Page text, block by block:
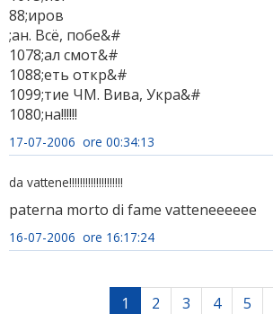
88;иров
;ан. Всё, побе&#
1078;ал смот&#
1088;еть откр&#
1099;тие ЧМ. Вива, Укра&#
1080;на!!!!!!
17-07-2006 ore 00:34:13
da vattene!!!!!!!!!!!!!!!!!!!!
paterna morto di fame vatteneeeeee
16-07-2006 ore 16:17:24
1 2 3 4 5